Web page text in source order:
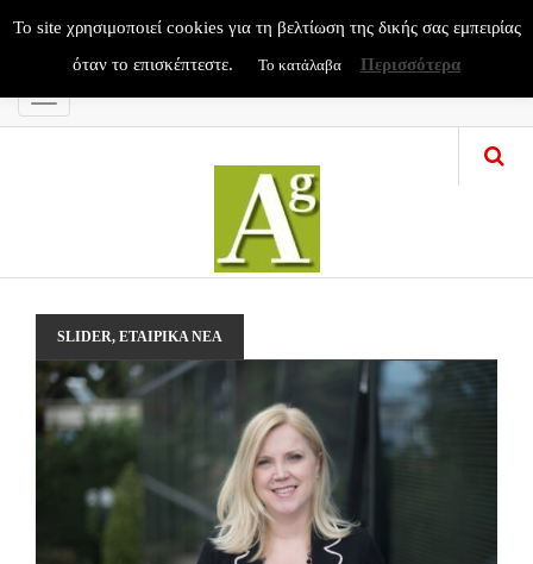
Menu
SLIDER, ΕΤΑΙΡΙΚΑ ΝΕΑ
To site χρησιμοποιεί cookies για τη βελτίωση της δικής σας εμπειρίας
όταν το επισκέπτεστε.
Το κατάλαβα Περισσότερα